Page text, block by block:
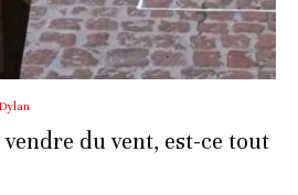
du vent, est-ce tout